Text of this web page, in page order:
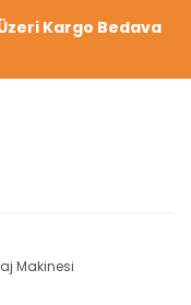
Kargo Bedava